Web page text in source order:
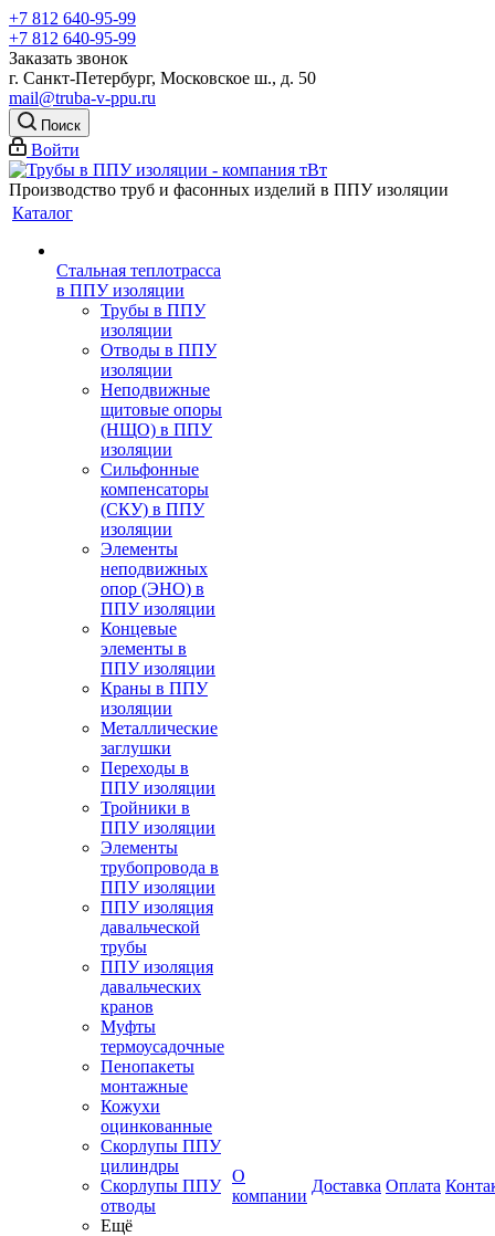
+7 812 640-95-99
+7 812 640-95-99
Заказать звонок
г. Санкт-Петербург, Московское ш., д. 50
mail@truba-v-ppu.ru
Поиск
Войти
Производство труб и фасонных изделий в ППУ изоляции
Каталог
Стальная теплотрасса
в ППУ изоляции
Трубы в ППУ
изоляции
Отводы в ППУ
изоляции
Неподвижные
щитовые опоры
(НЩО) в ППУ
изоляции
Cильфонные
компенсаторы
(СКУ) в ППУ
изоляции
Элементы
неподвижных
опор (ЭНО) в
ППУ изоляции
Концевые
элементы в
ППУ изоляции
Краны в ППУ
изоляции
Металлические
заглушки
Переходы в
ППУ изоляции
Тройники в
ППУ изоляции
Элементы
трубопровода в
ППУ изоляции
ППУ изоляция
давальческой
трубы
ППУ изоляция
давальческих
кранов
Муфты
термоусадочные
Пенопакеты
монтажные
Кожухи
оцинкованные
Скорлупы ППУ
цилиндры
Скорлупы ППУ
отводы
Ещё
О
компании
Доставка Оплата